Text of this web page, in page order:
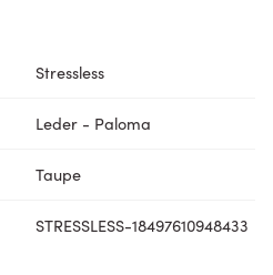
Stressless
Leder - Paloma
Taupe
STRESSLESS-18497610948433